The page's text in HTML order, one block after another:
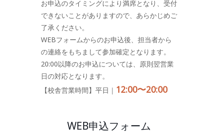
お申込のタイミングにより満席となり、受付
できないことがありますので、あらかじめご
了承ください。
WEBフォームからのお申込後、担当者から
の連絡をもちまして参加確定となります。
20:00以降のお申込については、原則翌営業
日の対応となります。
【校舎営業時間】平日｜ 12:00〜20:00
WEB申込フォーム